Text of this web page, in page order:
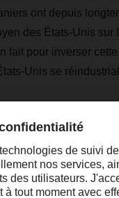
ont depuis
des États-Unis
fait pour inverser
Unis se
des
partagées et